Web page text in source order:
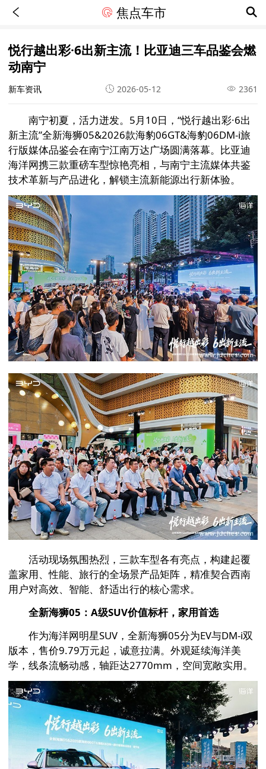
焦点车市
悦行越出彩·6出新主流！比亚迪三车品鉴会燃
动南宁
新车资讯 2026-05-12 2361
南宁初夏，活力迸发。5月10日，“悦行越出彩·6出
新主流”全新海狮05&2026款海豹06GT&海豹06DM-i旅
行版媒体品鉴会在南宁江南万达广场圆满落幕。比亚迪
海洋网携三款重磅车型惊艳亮相，与南宁主流媒体共鉴
技术革新与产品进化，解锁主流新能源出行新体验。
活动现场氛围热烈，三款车型各有亮点，构建起覆
盖家用、性能、旅行的全场景产品矩阵，精准契合西南
用户对高效、智能、舒适出行的核心需求。
全新海狮05：A级SUV价值标杆，家用首选
作为海洋网明星SUV，全新海狮05分为EV与DM-i双
版本，售价9.79万元起，诚意拉满。外观延续海洋美
学，线条流畅动感，轴距达2770mm，空间宽敞实用。